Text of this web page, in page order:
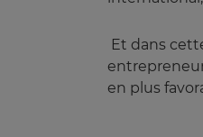
Et dans
en plus